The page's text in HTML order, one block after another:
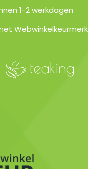
1-2 werkdagen
Webwinkelkeurmerk